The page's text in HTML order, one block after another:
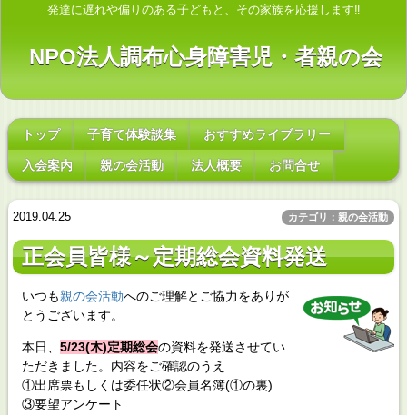
発達に遅れや偏りのある子どもと、その家族を応援します‼
NPO法人調布心身障害児・者親の会
トップ 子育て体験談集 おすすめライブラリー
入会案内 親の会活動 法人概要 お問合せ
2019.04.25 カテゴリ：親の会活動
正会員皆様～定期総会資料発送
いつも親の会活動へのご理解とご協力をありが
とうございます。
本日、 5/23(木)定期総会の資料を発送させてい
ただきました。内容をご確認のうえ
①出席票もしくは委任状②会員名簿(①の裏)
③要望アンケート